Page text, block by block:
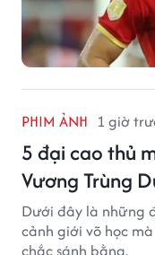
PHIM ẢNH 1 giờ
5 đại cao thủ
Vương Trùng
Dưới đây là những
cảnh giới võ học
chắc sánh bằng.